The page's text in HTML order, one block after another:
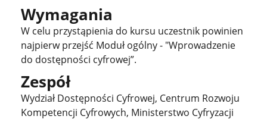
Wymagania
W celu przystąpienia do kursu uczestnik powinien
najpierw przejść Moduł ogólny - "Wprowadzenie
do dostępności cyfrowej”.
Zespół
Wydział Dostępności Cyfrowej, Centrum Rozwoju
Kompetencji Cyfrowych, Ministerstwo Cyfryzacji